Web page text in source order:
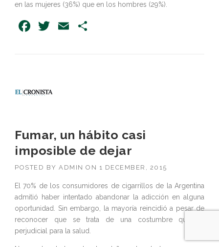
en las mujeres (36%) que en los hombres (29%).
Facebook
Twitter
Email
Fumar, un hábito casi
imposible de dejar
POSTED BY ADMIN ON 1 DECEMBER, 2015
El 70% de los consumidores de cigarrillos de la Argentina
admitió haber intentado abandonar la adicción en alguna
oportunidad. Sin embargo, la mayoría reincidió a pesar de
reconocer que se trata de una costumbre que es
perjudicial para la salud.